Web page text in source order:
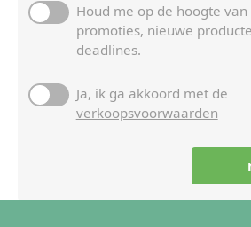
Houd me op de hoogte
promoties, nieuwe
deadlines.
Ja, ik ga akkoord met de
verkoopsvoorwaarden